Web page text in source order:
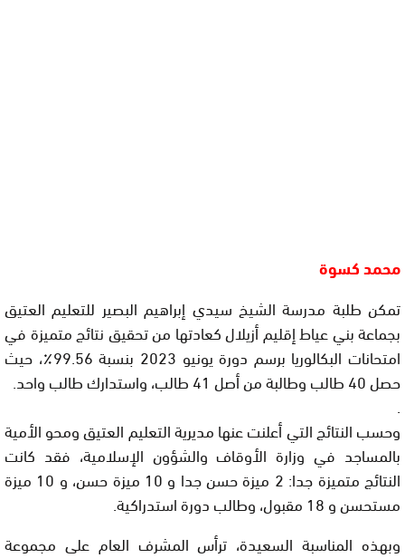
محمد كسوة
تمكن طلبة مدرسة الشيخ سيدي إبراهيم البصير للتعليم العتيق
بجماعة بني عياط إقليم أزيلال كعادتها من تحقيق نتائج متميزة في
امتحانات البكالوريا برسم دورة يونيو 2023 بنسبة 99.56٪، حيث
حصل 40 طالب وطالبة من أصل 41 طالب، واستدارك طالب واحد.
.
وحسب النتائج التي أعلنت عنها مديرية التعليم العتيق ومحو الأمية
بالمساجد في وزارة الأوقاف والشؤون الإسلامية، فقد كانت
النتائج متميزة جدا: 2 ميزة حسن جدا و 10 ميزة حسن، و 10 ميزة
مستحسن و 18 مقبول، وطالب دورة استدراكية.
وبهذه المناسبة السعيدة، ترأس المشرف العام على مجموعة